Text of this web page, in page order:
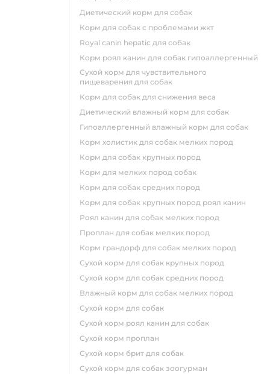
диетический корм для собак
корм для собак с проблемами жкт
royal canin hepatic для собак
корм роял канин для собак гипоаллергенный
сухой корм для чувствительного
пищеварения для собак
корм для собак для снижения веса
диетический влажный корм для собак
гипоаллергенный влажный корм для собак
корм холистик для собак мелких пород
корм для собак крупных пород
корм для мелких пород собак
корм для собак средних пород
корм для собак крупных пород роял канин
роял канин для собак мелких пород
проплан для собак мелких пород
корм грандорф для собак мелких пород
сухой корм для собак крупных пород
сухой корм для собак средних пород
влажный корм для собак мелких пород
сухой корм для собак
сухой корм роял канин для собак
сухой корм проплан
сухой корм брит для собак
сухой корм для собак зоогурман